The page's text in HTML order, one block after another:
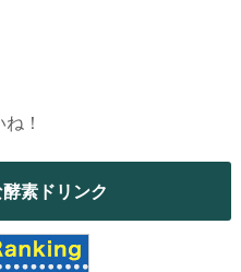
！
素ドリンク